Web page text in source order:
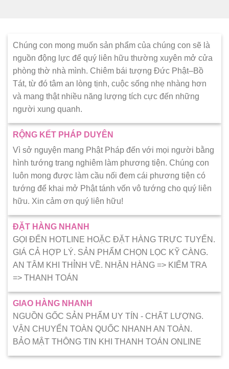
Chúng con mong muốn sản phẩm của chúng con sẽ là
nguồn động lực để quý liên hữu thường xuyên mở cửa
phòng thờ nhà mình. Chiêm bái tượng Đức Phật–Bồ
Tát, từ đó tâm an lòng tịnh, cuộc sống nhẹ nhàng hơn
và mang thật nhiều năng lượng tích cực đến những
người xung quanh.
RỘNG KẾT PHÁP DUYÊN
Vì sở nguyện mang Phật Pháp đến với mọi người bằng
hình tướng trang nghiêm làm phương tiện. Chúng con
luôn mong được làm cầu nối đem cái phương tiện có
tướng để khai mở Phật tánh vốn vô tướng cho quý liên
hữu. Xin cảm ơn quý liên hữu!
ĐẶT HÀNG NHANH
GỌI ĐẾN HOTLINE HOẶC ĐẶT HÀNG TRỰC TUYẾN.
GIÁ CẢ HỢP LÝ. SẢN PHẨM CHỌN LỌC KỸ CÀNG.
AN TÂM KHI THỈNH VỀ. NHẬN HÀNG => KIẾM TRA
=> THANH TOÁN
GIAO HÀNG NHANH
NGUỒN GỐC SẢN PHẨM UY TÍN - CHẤT LƯỢNG.
VẬN CHUYỂN TOÀN QUỐC NHANH AN TOÀN.
BẢO MẬT THÔNG TIN KHI THANH TOÁN ONLINE